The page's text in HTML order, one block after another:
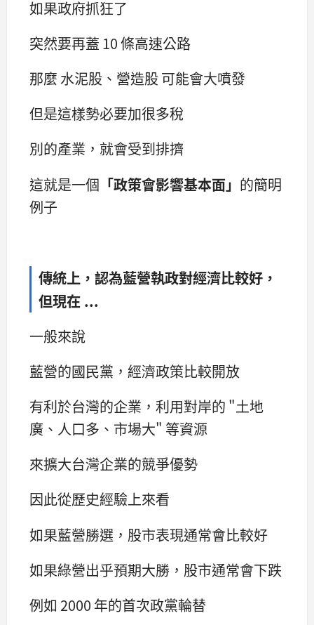
如果政府抓狂了
突然要再蓋 10 條高速公路
那麼 水泥股、營造股 可能會大噴發
但是這樣勢必要加很多稅
別的產業，就會受到排擠
這就是一個 「政策會影響基本面」 的簡明
例子
傳統上，認為藍營執政對經濟比較好，
但現在 ...
一般來說
藍營的國民黨，經濟政策比較開放
有利於台灣的企業，利用對岸的 "土地
廣、人口多、市場大" 等資源
來擴大台灣企業的競爭優勢
因此從歷史經驗上來看
如果藍營勝選，股市表現通常會比較好
如果綠營出乎預期大勝，股市通常會下跌
例如 2000 年的首次政黨輪替